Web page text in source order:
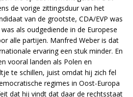
de vorige zittingsduur van het
van de grootste, CDA/EVP was
was als oudgediende in de Europese
alle partijen. Manfred Weber is dat
ervaring een stuk minder. En
vooral landen als Polen en
te schillen, juist omdat hij zich fel
regimes in Oost-Europa
dat hij vindt dat daar de rechtsstaat